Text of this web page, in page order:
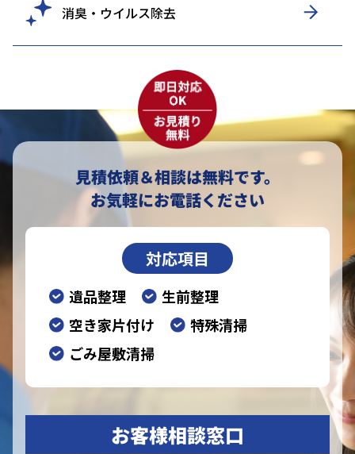
消臭・ウイルス除去
見積依頼＆相談は無料です。
お気軽にお電話ください
対応項目
遺品整理
生前整理
空き家片付け
特殊清掃
ごみ屋敷清掃
お客様相談窓口